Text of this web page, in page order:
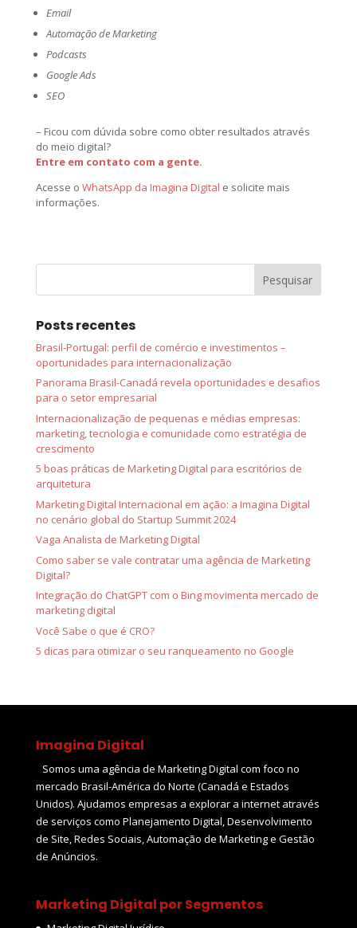
Email
Automação de Marketing
Podcasts
Google Ads
SEO
– Ficou com dúvida sobre como obter resultados através
do meio digital?
Entre em contato com a gente.
Acesse o WhatsApp da Imagina Digital e solicite mais
informações.
Posts recentes
Brasil-Portugal: perfil de comércio e investimentos –
oportunidades para internacionalização
Panorama Brasil-Canadá revela oportunidades e desafios
para o setor empresarial
Internacionalização de pequenas e médias empresas:
marketing, tecnologia e comunidade como estratégia de
crescimento
5 boas práticas de Marketing Digital para escritórios de
arquitetura
Marketing Digital Internacional em ação: a Imagina Digital
no cenário global do Startup Summit 2024
Vaga Analista de Marketing Digital
Como saber se vale contratar uma agência de Marketing
Digital?
Integração do ChatGPT com o Bing movimenta mercado de
marketing digital
Você Sabe o que é CRO?
5 dicas para otimizar o seu ranqueamento no Google
Imagina Digital
Somos uma agência de Marketing Digital com foco no
mercado Brasil-América do Norte (Canadá e Estados
Unidos). Ajudamos empresas a explorar a internet através
de serviços como Planejamento Digital, Desenvolvimento
de Site, Redes Sociais, Automação de Marketing e Gestão
de Anúncios.
Marketing Digital por Segmentos